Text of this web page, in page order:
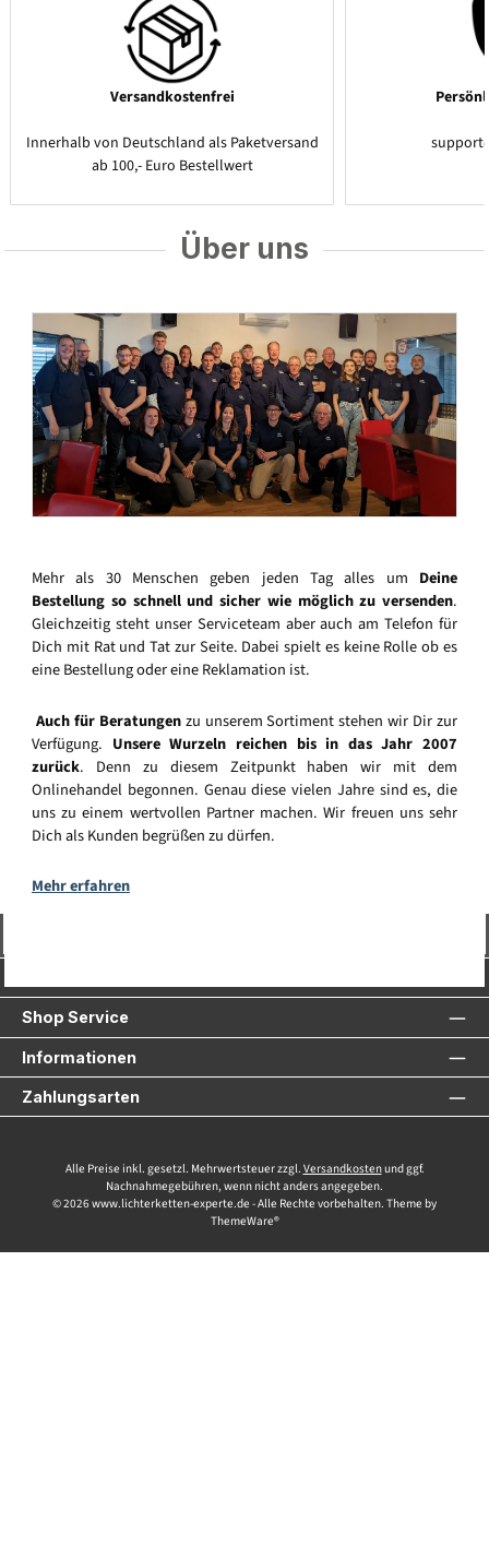
Versandkostenfrei
Innerhalb von Deutschland als Paketversand
ab 100,- Euro Bestellwert
Über uns
Mehr als 30 Menschen geben jeden Tag alles um Deine
Bestellung so schnell und sicher wie möglich zu versenden.
Gleichzeitig steht unser Serviceteam aber auch am Telefon für
Dich mit Rat und Tat zur Seite. Dabei spielt es keine Rolle ob es
eine Bestellung oder eine Reklamation ist.
Auch für Beratungenzu unserem Sortiment stehen wir Dir zur
Verfügung. Unsere Wurzeln reichen bis in das Jahr 2007
zurück. Denn zu diesem Zeitpunkt haben wir mit dem
Onlinehandel begonnen. Genau diese vielen Jahre sind es, die
uns zu einem wertvollen Partner machen. Wir freuen uns sehr
Dich als Kunden begrüßen zu dürfen.
Mehr erfahren
Shop Service
Informationen
Zahlungsarten
Alle Preise inkl. gesetzl. Mehrwertsteuer zzgl. Versandkostenund ggf.
Nachnahmegebühren, wenn nicht anders angegeben.
© 2026 www.lichterketten-experte.de - Alle Rechte vorbehalten. Theme by
ThemeWare®